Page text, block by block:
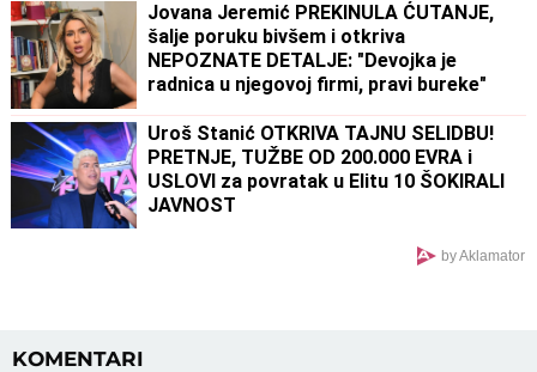
Jovana Jeremić PREKINULA ĆUTANJE,
šalje poruku bivšem i otkriva
NEPOZNATE DETALJE: "Devojka je
radnica u njegovoj firmi, pravi bureke"
Uroš Stanić OTKRIVA TAJNU SELIDBU!
PRETNJE, TUŽBE OD 200.000 EVRA i
USLOVI za povratak u Elitu 10 ŠOKIRALI
JAVNOST
by Aklamator
KOMENTARI